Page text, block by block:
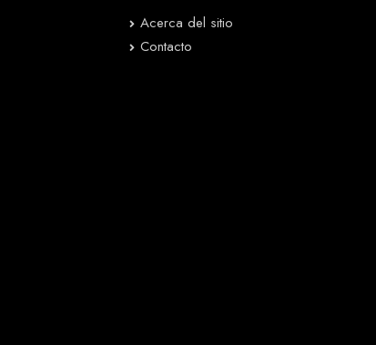
Acerca del sitio
Contacto